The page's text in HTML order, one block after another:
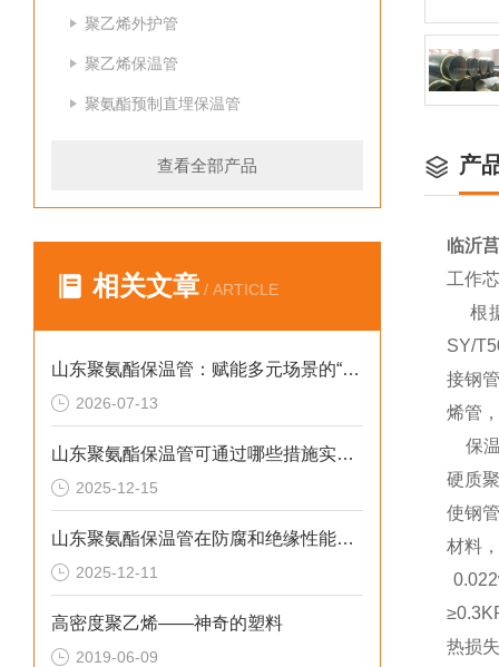
聚乙烯外护管
聚乙烯保温管
聚氨酯预制直埋保温管
查看全部产品
相关文章 / ARTICLE
山东聚氨酯保温管：赋能多元场景的“隐形守护者”
2026-07-13
山东聚氨酯保温管可通过哪些措施实现快速施工
2025-12-15
山东聚氨酯保温管在防腐和绝缘性能方面表现优异
2025-12-11
高密度聚乙烯——神奇的塑料
2019-06-09
产
临沂
工作
根据
SY/
接钢
烯管
保温
硬质
使钢
材料
热损